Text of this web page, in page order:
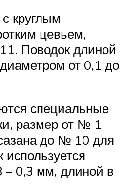
круглым
цевьем,
Поводок длиной
от 0,1 до
специальные
размер от № 1
до № 10 для
используется
– 0,3 мм, длиной в